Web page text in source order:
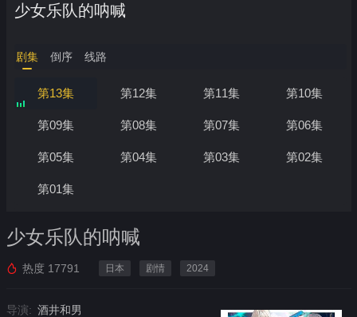
少女乐队的呐喊
剧集 倒序 线路
第13集 第12集 第11集 第10集
第09集 第08集 第07集 第06集
第05集 第04集 第03集 第02集
第01集
少女乐队的呐喊
热度 17791 日本 剧情 2024
导演: 酒井和男